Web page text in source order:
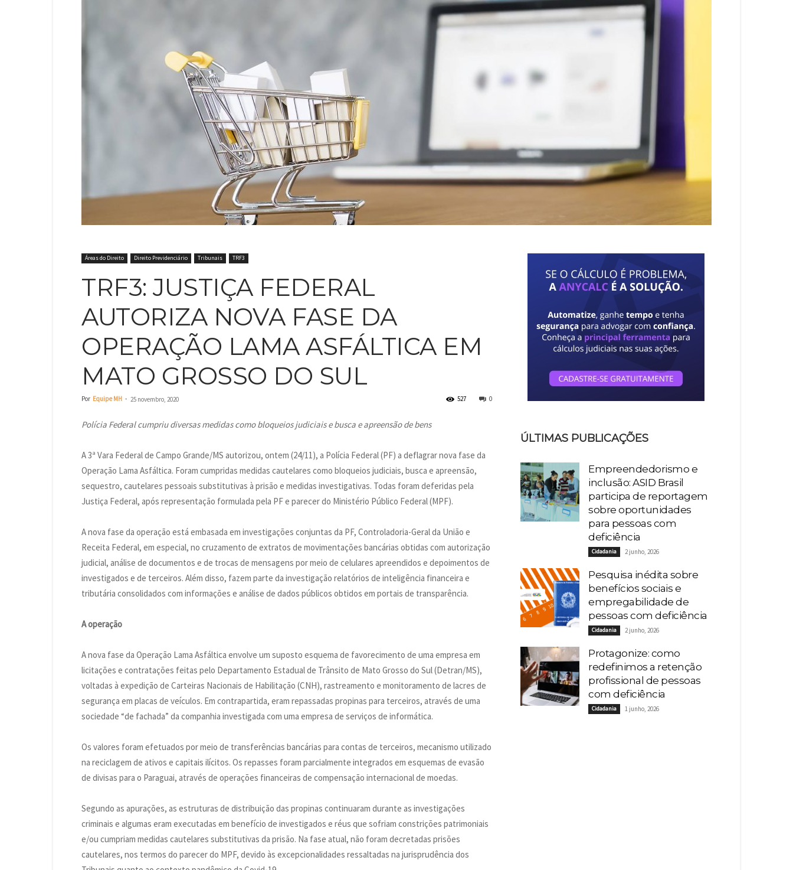
Áreas do Direito Direito Previdenciário Tribunais TRF3
TRF3: JUSTIÇA FEDERAL
AUTORIZA NOVA FASE DA
OPERAÇÃO LAMA ASFÁLTICA EM
MATO GROSSO DO SUL
Por Equipe MH - 25 novembro, 2020 0
527
Polícia Federal cumpriu diversas medidas como bloqueios judiciais e busca e apreensão de bens
A 3ª Vara Federal de Campo Grande/MS autorizou, ontem (24/11), a Polícia Federal (PF) a deflagrar nova fase da
Operação Lama Asfáltica. Foram cumpridas medidas cautelares como bloqueios judiciais, busca e apreensão,
sequestro, cautelares pessoais substitutivas à prisão e medidas investigativas. Todas foram deferidas pela
Justiça Federal, após representação formulada pela PF e parecer do Ministério Público Federal (MPF).
A nova fase da operação está embasada em investigações conjuntas da PF, Controladoria-Geral da União e
Receita Federal, em especial, no cruzamento de extratos de movimentações bancárias obtidas com autorização
judicial, análise de documentos e de trocas de mensagens por meio de celulares apreendidos e depoimentos de
investigados e de terceiros. Além disso, fazem parte da investigação relatórios de inteligência financeira e
tributária consolidados com informações e análise de dados públicos obtidos em portais de transparência.
A operação
A nova fase da Operação Lama Asfáltica envolve um suposto esquema de favorecimento de uma empresa em
licitações e contratações feitas pelo Departamento Estadual de Trânsito de Mato Grosso do Sul (Detran/MS),
voltadas à expedição de Carteiras Nacionais de Habilitação (CNH), rastreamento e monitoramento de lacres de
segurança em placas de veículos. Em contrapartida, eram repassadas propinas para terceiros, através de uma
sociedade “de fachada” da companhia investigada com uma empresa de serviços de informática.
Os valores foram efetuados por meio de transferências bancárias para contas de terceiros, mecanismo utilizado
na reciclagem de ativos e capitais ilícitos. Os repasses foram parcialmente integrados em esquemas de evasão
de divisas para o Paraguai, através de operações financeiras de compensação internacional de moedas.
Segundo as apurações, as estruturas de distribuição das propinas continuaram durante as investigações
criminais e algumas eram executadas em benefício de investigados e réus que sofriam constrições patrimoniais
e/ou cumpriam medidas cautelares substitutivas da prisão. Na fase atual, não foram decretadas prisões
cautelares, nos termos do parecer do MPF, devido às excepcionalidades ressaltadas na jurisprudência dos
ÚLTIMAS PUBLICAÇÕES
Empreendedorismo e
inclusão: ASID Brasil
participa de reportagem
sobre oportunidades
para pessoas com
deficiência
Cidadania 2 junho, 2026
Pesquisa inédita sobre
benefícios sociais e
empregabilidade de
pessoas com deficiência
Cidadania 2 junho, 2026
Protagonize: como
redefinimos a retenção
profissional de pessoas
com deficiência
Cidadania 1 junho, 2026